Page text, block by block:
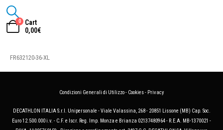
0
Cart
0,00€
FR632120-36-XL
Condizioni Generali di Utilizzo- Cookies- Privacy
DECATHLON ITALIA S.r.l. Unipersonale - Viale Valassina, 268 - 20851 Lissone (MB) Cap. Soc.
Euro 12.500.000 i.v. - C.F. e Iscr. Reg. Imp. Monza e Brianza 02137480964 - R.E.A. MB-1370021 -